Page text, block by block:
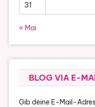
31
« Mai
BLOG VIA E-
Gib deine E-Mail-